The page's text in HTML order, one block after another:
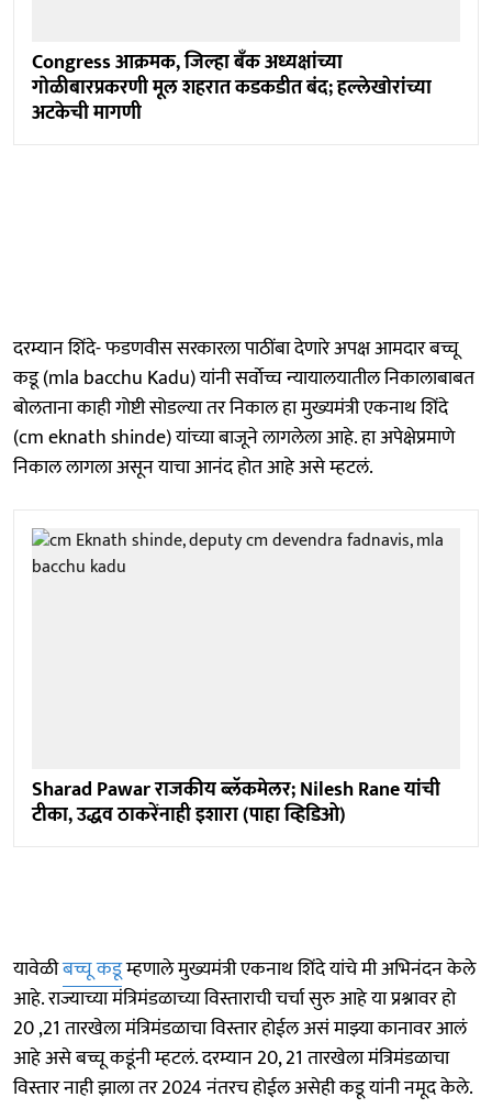
Congress आक्रमक, जिल्हा बँक अध्यक्षांच्या
गाेळीबारप्रकरणी मूल शहरात कडकडीत बंद; हल्लेखाेरांच्या
अटकेची मागणी
दरम्यान शिंदे- फडणवीस सरकारला पाठींबा देणारे अपक्ष आमदार बच्चू
कडू (mla bacchu Kadu) यांनी सर्वाेच्च न्यायालयातील निकालाबाबत
बाेलताना काही गोष्टी सोडल्या तर निकाल हा मुख्यमंत्री एकनाथ शिंदे
(cm eknath shinde) यांच्या बाजूने लागलेला आहे. हा अपेक्षेप्रमाणे
निकाल लागला असून याचा आनंद होत आहे असे म्हटलं.
Sharad Pawar राजकीय ब्लॅकमेलर; Nilesh Rane यांची
टीका, उद्धव ठाकरेंनाही इशारा (पाहा व्हिडिओ)
यावेळीबच्चू कडूम्हणाले मुख्यमंत्री एकनाथ शिंदे यांचे मी अभिनंदन केले
आहे. राज्याच्या मंत्रिमंडळाच्या विस्ताराची चर्चा सुरु आहे या प्रश्नावर हाे
20 ,21 तारखेला मंत्रिमंडळाचा विस्तार होईल असं माझ्या कानावर आलं
आहे असे बच्चू कडूंनी म्हटलं. दरम्यान 20, 21 तारखेला मंत्रिमंडळाचा
विस्तार नाही झाला तर 2024 नंतरच होईल असेही कडू यांनी नमूद केले.